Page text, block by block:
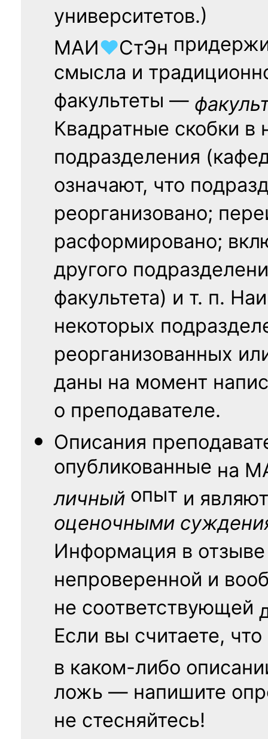
университетов.)
МАИ♥СтЭн
смысла и
факультеты —
Квадратные скобки в
подразделения
означают, что
реорганизовано;
расформировано;
другого
факультета) и т. п.
некоторых
реорганизованных
даны на момент
о преподавателе.
Описания
опубликованные на
личный опыт и
оценочными
Информация в
непроверенной и
не соответствующей
Если вы считаете, что
в каком-либо
ложь — напишите
не стесняйтесь!